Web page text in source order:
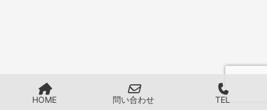
HOME 問い合わせ TEL